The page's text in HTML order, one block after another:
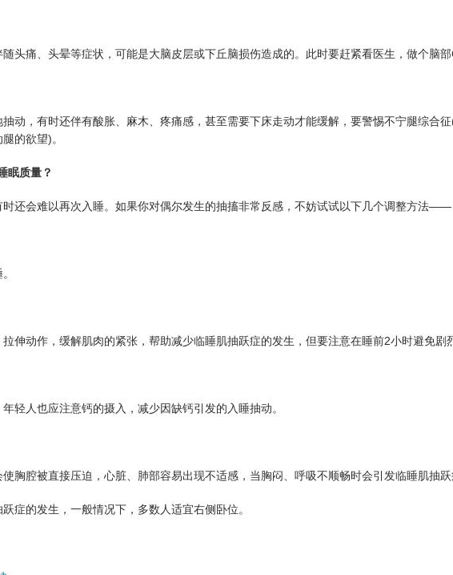
痛、头晕等症状，可能是大脑皮层或下丘脑损伤造成的。此时要赶紧看医生，做个脑部
，有时还伴有酸胀、麻木、疼痛感，甚至需要下床走动才能缓解，要警惕不宁腿综合征
的欲望)。
眠质量？
会难以再次入睡。如果你对偶尔发生的抽搐非常反感，不妨试试以下几个调整方法——
动作，缓解肌肉的紧张，帮助减少临睡肌抽跃症的发生，但要注意在睡前2小时避免剧
人也应注意钙的摄入，减少因缺钙引发的入睡抽动。
腔被直接压迫，心脏、肺部容易出现不适感，当胸闷、呼吸不顺畅时会引发临睡肌抽跃
的发生，一般情况下，多数人适宜右侧卧位。